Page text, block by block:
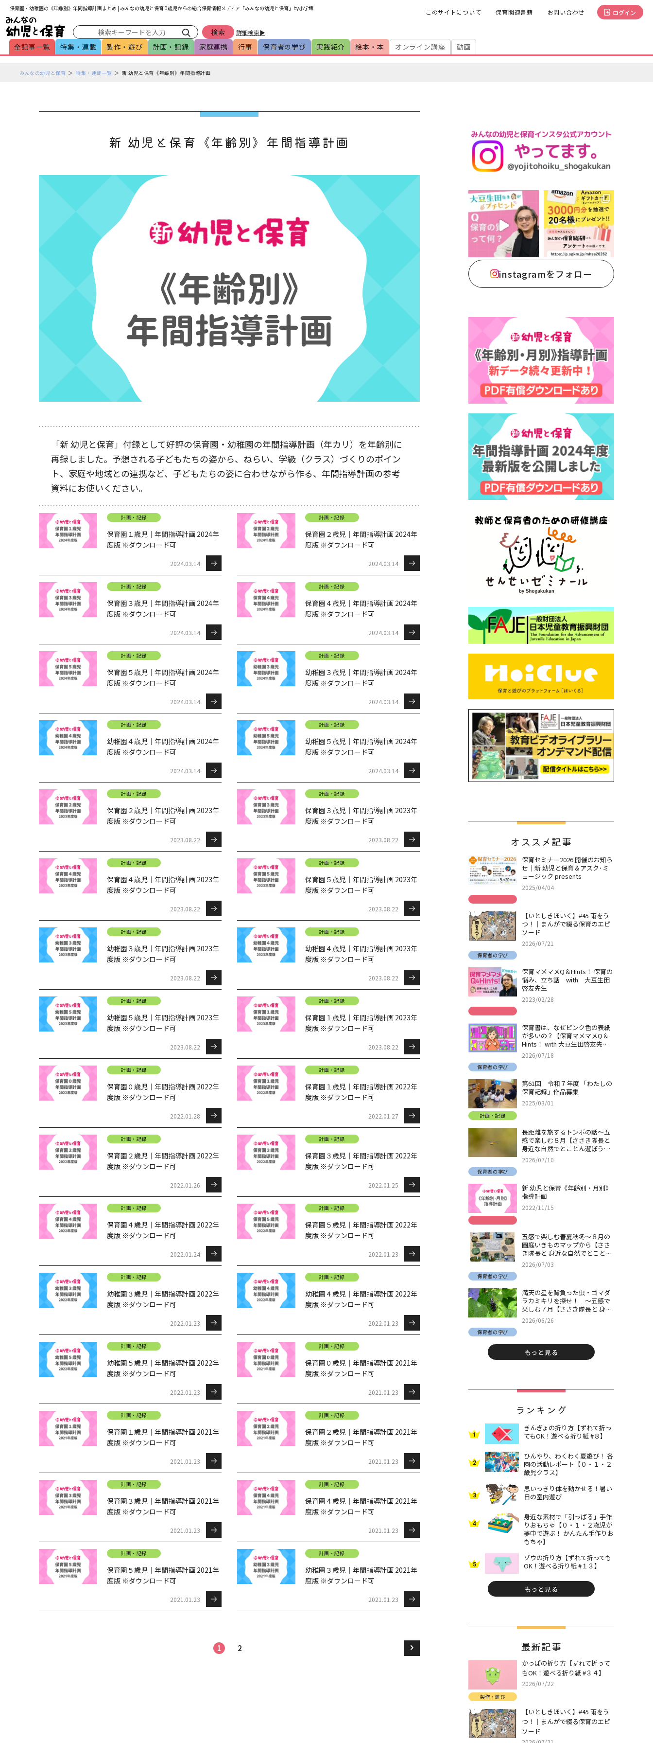
保育園・幼稚園の《年齢別》年間指導計画まとめ | みんなの幼児と保育 0歳児からの総合保育情報メディア「みんなの幼児と保育」by小学館 このサイトについて 保育関連書籍 お問い合わせ ログイン
詳細検索▶
全記事一覧 特集・連載 製作・遊び 計画・記録 家庭連携 行事 保育者の学び 実践紹介 絵本・本 オンライン講座 動画
みんなの幼児と保育 特集・連載一覧 新 幼児と保育《年齢別》年間指導計画
新 幼児と保育《年齢別》年間指導計画
「新 幼児と保育」付録として好評の保育園・幼稚園の年間指導計画（年カリ）を年齢別に
再録しました。予想される子どもたちの姿から、ねらい、学級（クラス）づくりのポイン
ト、家庭や地域との連携など、子どもたちの姿に合わせながら作る、年間指導計画の参考
資料にお使いください。
計画・記録
保育園１歳児｜年間指導計画 2024年
度版 ※ダウンロード可
2024.03.14
計画・記録
保育園２歳児｜年間指導計画 2024年
度版 ※ダウンロード可
2024.03.14
計画・記録
保育園３歳児｜年間指導計画 2024年
度版 ※ダウンロード可
2024.03.14
計画・記録
保育園４歳児｜年間指導計画 2024年
度版 ※ダウンロード可
2024.03.14
計画・記録
保育園５歳児｜年間指導計画 2024年
度版 ※ダウンロード可
2024.03.14
計画・記録
幼稚園３歳児｜年間指導計画 2024年
度版 ※ダウンロード可
2024.03.14
計画・記録
幼稚園４歳児｜年間指導計画 2024年
度版 ※ダウンロード可
2024.03.14
計画・記録
幼稚園５歳児｜年間指導計画 2024年
度版 ※ダウンロード可
2024.03.14
計画・記録
保育園２歳児｜年間指導計画 2023年
度版 ※ダウンロード可
2023.08.22
計画・記録
保育園３歳児｜年間指導計画 2023年
度版 ※ダウンロード可
2023.08.22
計画・記録
保育園４歳児｜年間指導計画 2023年
度版 ※ダウンロード可
2023.08.22
計画・記録
保育園５歳児｜年間指導計画 2023年
度版 ※ダウンロード可
2023.08.22
計画・記録
幼稚園３歳児｜年間指導計画 2023年
度版 ※ダウンロード可
2023.08.22
計画・記録
幼稚園４歳児｜年間指導計画 2023年
度版 ※ダウンロード可
2023.08.22
計画・記録
幼稚園５歳児｜年間指導計画 2023年
度版 ※ダウンロード可
2023.08.22
計画・記録
保育園１歳児｜年間指導計画 2023年
度版 ※ダウンロード可
2023.08.22
計画・記録
保育園０歳児｜年間指導計画 2022年
度版 ※ダウンロード可
2022.01.28
計画・記録
保育園１歳児｜年間指導計画 2022年
度版 ※ダウンロード可
2022.01.27
計画・記録
保育園２歳児｜年間指導計画 2022年
度版 ※ダウンロード可
2022.01.26
計画・記録
保育園３歳児｜年間指導計画 2022年
度版 ※ダウンロード可
2022.01.25
計画・記録
保育園４歳児｜年間指導計画 2022年
度版 ※ダウンロード可
2022.01.24
計画・記録
保育園５歳児｜年間指導計画 2022年
度版 ※ダウンロード可
2022.01.23
計画・記録
幼稚園３歳児｜年間指導計画 2022年
度版 ※ダウンロード可
2022.01.23
計画・記録
幼稚園４歳児｜年間指導計画 2022年
度版 ※ダウンロード可
2022.01.23
計画・記録
幼稚園５歳児｜年間指導計画 2022年
度版 ※ダウンロード可
2022.01.23
計画・記録
保育園０歳児｜年間指導計画 2021年
度版 ※ダウンロード可
2021.01.23
計画・記録
保育園１歳児｜年間指導計画 2021年
度版 ※ダウンロード可
2021.01.23
計画・記録
保育園２歳児｜年間指導計画 2021年
度版 ※ダウンロード可
2021.01.23
計画・記録
保育園３歳児｜年間指導計画 2021年
度版 ※ダウンロード可
2021.01.23
計画・記録
保育園４歳児｜年間指導計画 2021年
度版 ※ダウンロード可
2021.01.23
計画・記録
保育園５歳児｜年間指導計画 2021年
度版 ※ダウンロード可
2021.01.23
計画・記録
幼稚園３歳児｜年間指導計画 2021年
度版 ※ダウンロード可
2021.01.23
1 2
instagramをフォロー
オススメ記事
保育セミナー2026 開催のお知ら
せ｜新 幼児と保育＆アスク･ミ
ュージック presents
2025/04/04
【いとしきほいく】#45 雨をう
つ！｜まんがで綴る保育のエピ
ソード
2026/07/21
保育者の学び
保育マメマメQ＆Hints！ 保育の
悩み、立ち話 with 大豆生田
啓友先生
2023/02/28
保育書は、なぜピンク色の表紙
が多いの？【保育マメマメQ＆
Hints！ with 大豆生田啓友先
生】
2026/07/18
保育者の学び
第61回 令和７年度 「わたしの
保育記録」作品募集
2025/03/01
計画・記録
長距離を旅するトンボの話～五
感で楽しむ８月【ささき隊長と
身近な自然でとことん遊ぼう！
＃32】
2026/07/10
保育者の学び
新 幼児と保育《年齢別・月別》
指導計画
2022/11/15
五感で楽しむ春夏秋冬～８月の
園庭いきものマップから【ささ
き隊長と 身近な自然でとことん
遊ぼう！＃31】
2026/07/03
保育者の学び
満天の星を背負った虫・ゴマダ
ラカミキリを探せ！ ～五感で
楽しむ７月【ささき隊長と 身近
な自然でとことん遊ぼう！＃
30】
2026/06/26
保育者の学び
もっと見る
ランキング
1
きんぎょの折り方【ずれて折っ
てもOK！遊べる折り紙 #８】
2
ひんやり、わくわく夏遊び！ 各
園の活動レポート【０・１・２
歳児クラス】
3
思いっきり体を動かせる！暑い
日の室内遊び
4
身近な素材で「引っぱる」手作
りおもちゃ【０・１・２歳児が
夢中で遊ぶ！ かんたん手作りお
もちゃ】
5
ゾウの折り方【ずれて折っても
OK！遊べる折り紙 #１３】
もっと見る
最新記事
かっぱの折り方【ずれて折って
もOK！遊べる折り紙 #３４】
2026/07/22
製作・遊び
【いとしきほいく】#45 雨をう
つ！｜まんがで綴る保育のエピ
ソード